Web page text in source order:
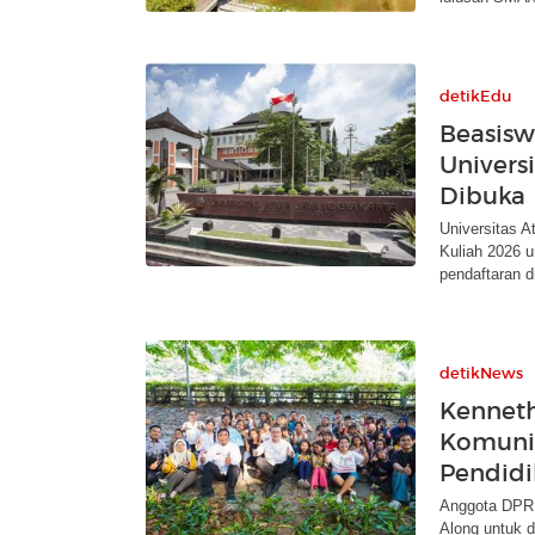
detikEdu
Dibuka
Universitas
Kuliah 2026
pendaftaran
detikNews
Anggota
Along untuk